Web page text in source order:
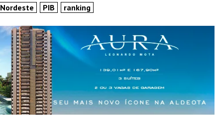
Nordeste PIB ranking